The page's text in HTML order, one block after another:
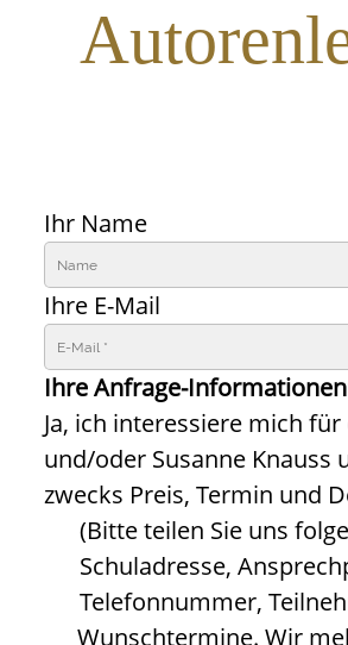
Ihr Name
Ihre E-Mail
Ihre Anfrage-
Ja, ich interessiere mich
und/oder Susanne
zwecks Preis, Termin und
(Bitte teilen Sie uns
Schuladresse,
Telefonnummer,
Wunschtermine. Wir